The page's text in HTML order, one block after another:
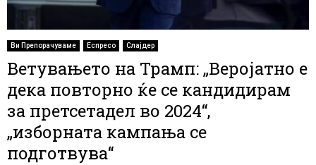
Ви Препорачуваме Еспресо Слајдер
Ветувањето на Трамп: „Веројатно е
дека повторно ќе се кандидирам
за претсетадел во 2024“,
„изборната кампања се
подготвува“